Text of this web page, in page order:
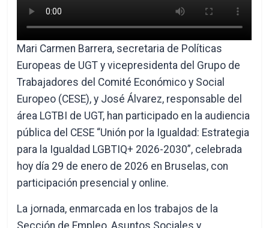
Mari Carmen Barrera, secretaria de Políticas
Europeas de UGT y vicepresidenta del Grupo de
Trabajadores del Comité Económico y Social
Europeo (CESE), y José Álvarez, responsable del
área LGTBI de UGT, han participado en la audiencia
pública del CESE “Unión por la Igualdad: Estrategia
para la Igualdad LGBTIQ+ 2026-2030”, celebrada
hoy día 29 de enero de 2026 en Bruselas, con
participación presencial y online.
La jornada, enmarcada en los trabajos de la
Sección de Empleo, Asuntos Sociales y